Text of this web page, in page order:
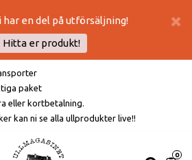
har en del på utförsäljning!
Hitta er produkt!
paket
eller kortbetalning.
kan ni se alla ullprodukter live!!
0